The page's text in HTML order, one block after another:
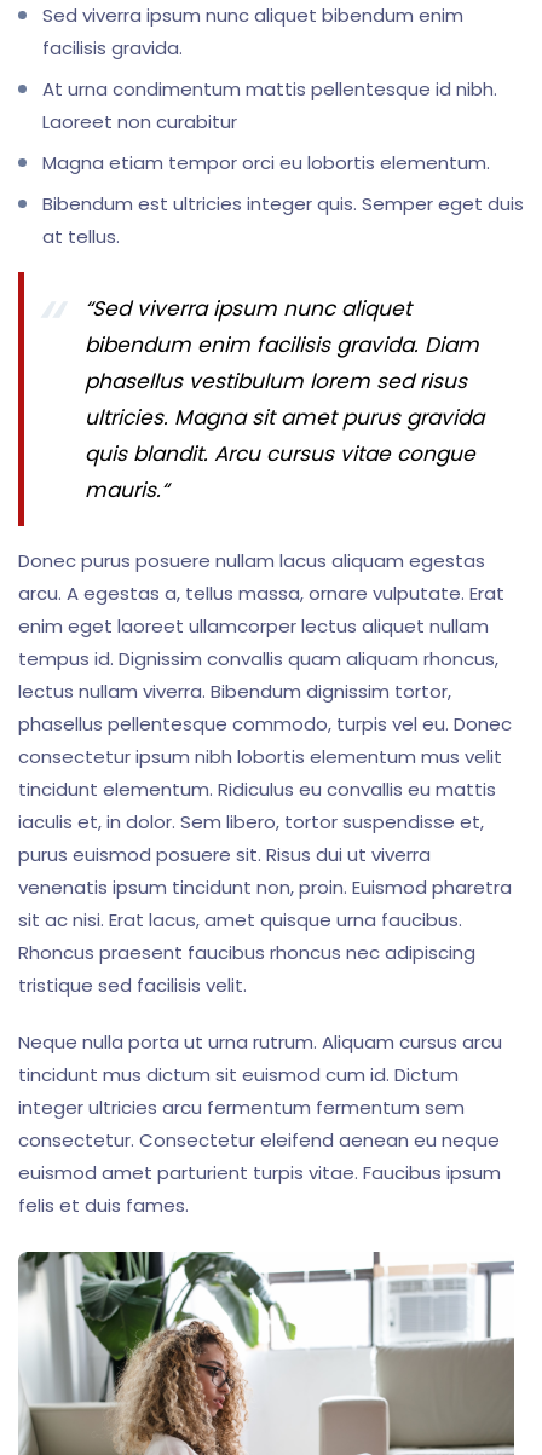
Sed viverra ipsum nunc aliquet bibendum enim
facilisis gravida.
At urna condimentum mattis pellentesque id nibh.
Laoreet non curabitur
Magna etiam tempor orci eu lobortis elementum.
Bibendum est ultricies integer quis. Semper eget duis
at tellus.
“Sed viverra ipsum nunc aliquet
bibendum enim facilisis gravida. Diam
phasellus vestibulum lorem sed risus
ultricies. Magna sit amet purus gravida
quis blandit. Arcu cursus vitae congue
mauris.“
Donec purus posuere nullam lacus aliquam egestas
arcu. A egestas a, tellus massa, ornare vulputate. Erat
enim eget laoreet ullamcorper lectus aliquet nullam
tempus id. Dignissim convallis quam aliquam rhoncus,
lectus nullam viverra. Bibendum dignissim tortor,
phasellus pellentesque commodo, turpis vel eu. Donec
consectetur ipsum nibh lobortis elementum mus velit
tincidunt elementum. Ridiculus eu convallis eu mattis
iaculis et, in dolor. Sem libero, tortor suspendisse et,
purus euismod posuere sit. Risus dui ut viverra
venenatis ipsum tincidunt non, proin. Euismod pharetra
sit ac nisi. Erat lacus, amet quisque urna faucibus.
Rhoncus praesent faucibus rhoncus nec adipiscing
tristique sed facilisis velit.
Neque nulla porta ut urna rutrum. Aliquam cursus arcu
tincidunt mus dictum sit euismod cum id. Dictum
integer ultricies arcu fermentum fermentum sem
consectetur. Consectetur eleifend aenean eu neque
euismod amet parturient turpis vitae. Faucibus ipsum
felis et duis fames.